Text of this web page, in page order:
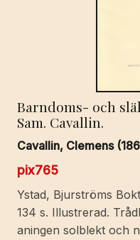
Barndoms- och
Sam. Cavallin.
Cavallin, Clemens
pix765
Ystad, Bjurströms
134 s. Illustrerad.
aningen solblekt och